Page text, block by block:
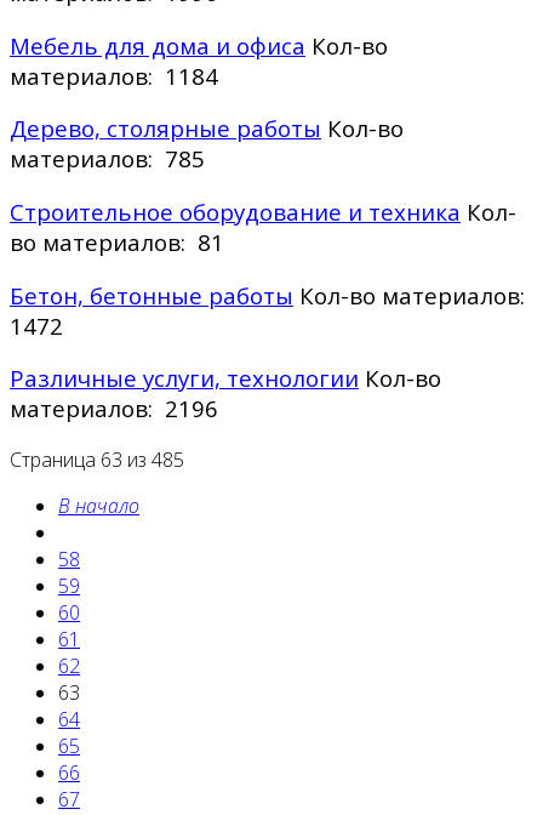
Мебель для дома и офиса Кол-во
материалов: 1184
Дерево, столярные работы Кол-во
материалов: 785
Строительное оборудование и техника Кол-
во материалов: 81
Бетон, бетонные работы Кол-во материалов:
1472
Различные услуги, технологии Кол-во
материалов: 2196
Страница 63 из 485
В начало
58
59
60
61
62
63
64
65
66
67